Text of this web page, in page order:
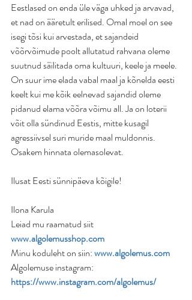
Eestlased on enda üle väga uhked ja arvavad,
et nad on ääretult erilised. Omal moel on see
isegi tõsi kui arvestada, et sajandeid
võõrvõimude poolt allutatud rahvana oleme
suutnud säilitada oma kultuuri, keele ja meele.
On suur ime elada vabal maal ja kõnelda eesti
keelt kui me kõik eelnevad sajandid oleme
pidanud elama võõra võimu all. Ja on loterii
võit olla sündinud Eestis, mitte kusagil
agressiivsel suri muride maal muldonnis.
Osakem hinnata olemasolevat.
Ilusat Eesti sünnipäeva kõigile!
Ilona Karula
Leiad mu raamatud siit
www.algolemusshop.com
Minu koduleht on siin: www.algolemus.com
Algolemuse instagram:
https://www.instagram.com/algolemus/